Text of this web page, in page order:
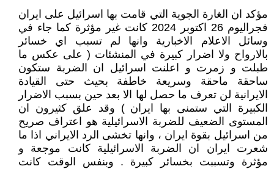
مؤكد ان الغارة الجوية التي قامت بها اسرائيل على ايران
فجراليوم 26 اكتوبر 2024 كانت غير مؤثرة كما جاء في
وسائل الاعلام الاخبارية وانها لم تسبب اي خسائر
بالارواح ولا اضرار كبيرة في المنشئات ( على عكس ما
طبلت و زمرت و اعلنت اسرائيل ان الضربة ستكون
ساحقة ماحقة وسريعة خاطفة بحيث حتى القيادة
الايرانية لن تعرف ما حصل لها الا بعد حين بسبب الاضرار
الكبيرة التي ستمنى بها ايران ) وقد علق كثيرون ان
المستوى الضعيف للضربة الاسرائيلية هو اعتراف صريح
من اسرائيل بقوة ايران ، وانها تخشى الرد الايراني اذا ما
شعرت ايران ان الضربة الاسرائيلية كانت موجعة و
مؤثرة وتسببت بخسائر كبيرة . وبنفس الوقت كانت